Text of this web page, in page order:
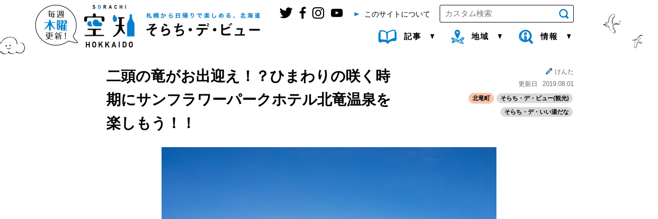
このサイトについて
記事 地域 情報
二頭の竜がお出迎え！？ひまわりの咲く時
期にサンフラワーパークホテル北竜温泉を
楽しもう！！
けんた
更新日
2019.08.01
北竜町
そらち・デ・ビュー(観光)
そらち・デ・いい湯だな